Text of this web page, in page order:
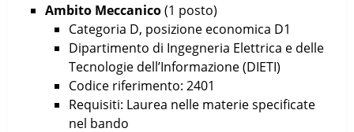
Ambito Meccanico(1 posto)
Categoria D, posizione economica D1
Dipartimento di Ingegneria Elettrica e delle
Tecnologie dell’Informazione (DIETI)
Codice riferimento: 2401
Requisiti: Laurea nelle materie specificate
nel bando